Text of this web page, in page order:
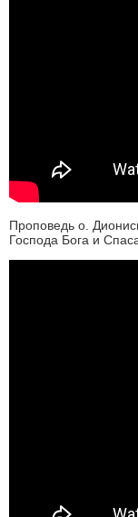
Проповедь о.
Господа Бога и